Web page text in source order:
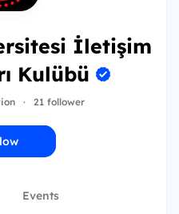
İletişim
Kulübü
· 21 follower
Events